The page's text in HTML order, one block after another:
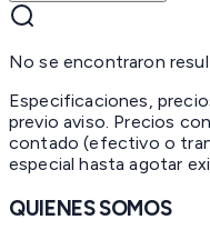
No se encontraron
Especificaciones,
previo aviso. Precios
contado (efectivo o
especial hasta agotar
QUIENES SOMOS